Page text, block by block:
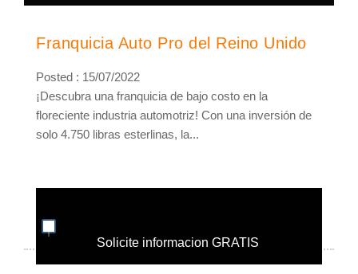
Franquicia Auto Pro del Reino Unido
Posted : 15/07/2022
¡Descubra una franquicia de bajo costo en la
floreciente industria automotriz! Con una inversión de
solo 4.750 libras esterlinas, la...
Solicite informacion GRATIS